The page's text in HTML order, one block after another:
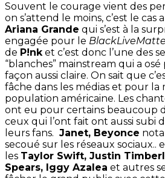
Souvent le courage vient des
on s’attend le moins, c’est le cas
Ariana Grande qui s’est à la
engagée pour le
de P!nket c’est donc l’une des
“blanches” mainstream qui a
façon aussi claire. On sait que
fâche dans les médias et pour la
population américaine. Les
ont eu pour certains beaucoup
ceux qui l’ont fait ont aussi subi
leurs fans. Janet, Beyonce
secoué sur les réseaux sociaux..
les Taylor Swift, Justin
Spears, Iggy Azalea et autres